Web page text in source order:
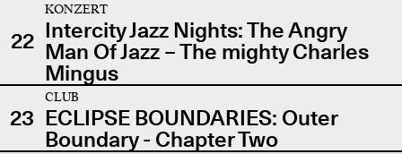
22
KONZERT
Intercity Jazz Nights: The Angry
Man Of Jazz – The mighty Charles
Mingus
23
CLUB
ECLIPSE BOUNDARIES: Outer
Boundary - Chapter Two